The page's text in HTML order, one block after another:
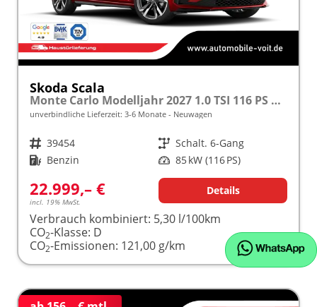
Skoda Scala
Monte Carlo Modelljahr 2027 1.0 TSI 116 PS Panoramadach 17"Alu frei konfigurierbar!
unverbindliche Lieferzeit: 3-6 Monate Neuwagen
Fahrzeugnr. 39454 Getriebe Schalt. 6-Gang
Kraftstoff Benzin Leistung 85 kW (116 PS)
22.999,– €
incl. 19% MwSt.
Details
Verbrauch kombiniert: 5,30 l/100km
CO2-Klasse: D
CO2-Emissionen: 121,00 g/km